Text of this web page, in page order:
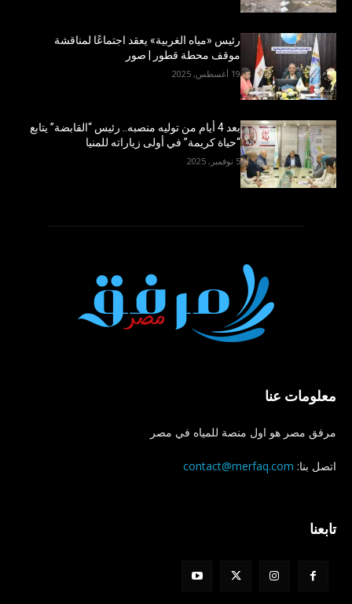
رئيس «مياه الغربية» يعقد اجتماعًا لمناقشة
موقف محطة قطور | صور
19 أغسطس, 2025
بعد 4 أيام من توليه منصبه.. رئيس “القابضة” يتابع
“حياة كريمة” في أولى زياراته للمنيا
5 نوفمبر, 2025
معلومات عنا
مرفق مصر هو اول منصة للمياه في مصر
اتصل بنا: contact@merfaq.com
تابعنا